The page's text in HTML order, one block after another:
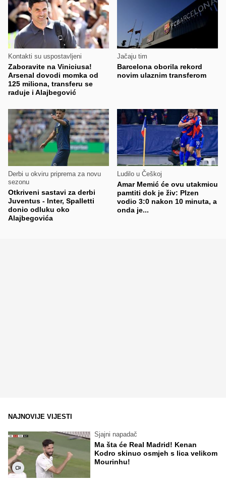
Kontakti su uspostavljeni
Zaboravite na Viniciusa!
Arsenal dovodi momka od
125 miliona, transferu se
raduje i Alajbegović
Jačaju tim
Barcelona oborila rekord
novim ulaznim transferom
Derbi u okviru priprema za novu
sezonu
Otkriveni sastavi za derbi
Juventus - Inter, Spalletti
donio odluku oko
Alajbegovića
Ludilo u Češkoj
Amar Memić će ovu utakmicu
pamtiti dok je živ: Plzen
vodio 3:0 nakon 10 minuta, a
onda je...
NAJNOVIJE VIJESTI
Sjajni napadač
Ma šta će Real Madrid! Kenan
Kodro skinuo osmjeh s lica velikom
Mourinhu!